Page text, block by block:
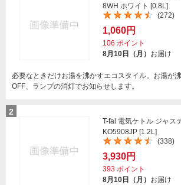
8WH ホワイト [0.8L]
(272)
1,060円
106 ポイント
8月10日（月） お届け
必要なときだけお湯を沸かすエコスタイル。お湯が
OFF、ランプの消灯でお知らせします。
2
T-fal 電気ケトル ジャス
KO5908JP [1.2L]
(338)
3,930円
393 ポイント
8月10日（月） お届け